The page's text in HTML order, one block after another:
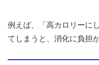
例えば、「高カロリーに
てしまうと、消化に負担